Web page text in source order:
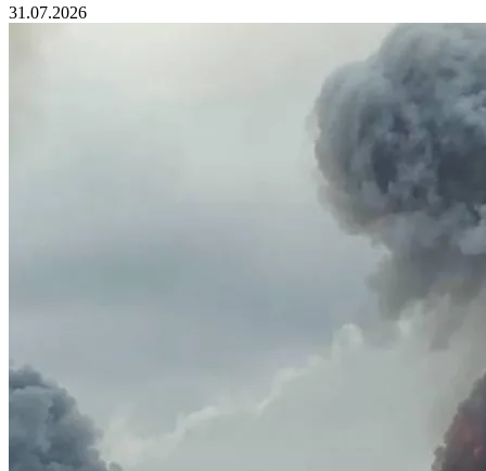
31.07.2026